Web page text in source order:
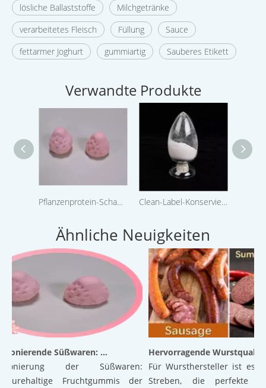
lösliche Ballaststoffe
Milchgetränke
verarbeitetes Fleisch
Füllung
Sauce
fettarmer Joghurt
gummiartig Sauberes Etikett
Verwandte Produkte
Pflanzenprotein-Schaummittel für Süßigkeiten Clean-Label-Konservierungsmittel, zusammengesetztes Gewürz 2,50 MF
Ähnliche Neuigkeiten
Revolutionierende Süßwaren: Luftige Gummibärchen der nächsten Generation auf pflanzlicher Basis mit hervorragender Textur und Stabilität
der Süßwaren:
Fruchtgummis der
Für Wursthersteller ist es
Streben, die perfekte